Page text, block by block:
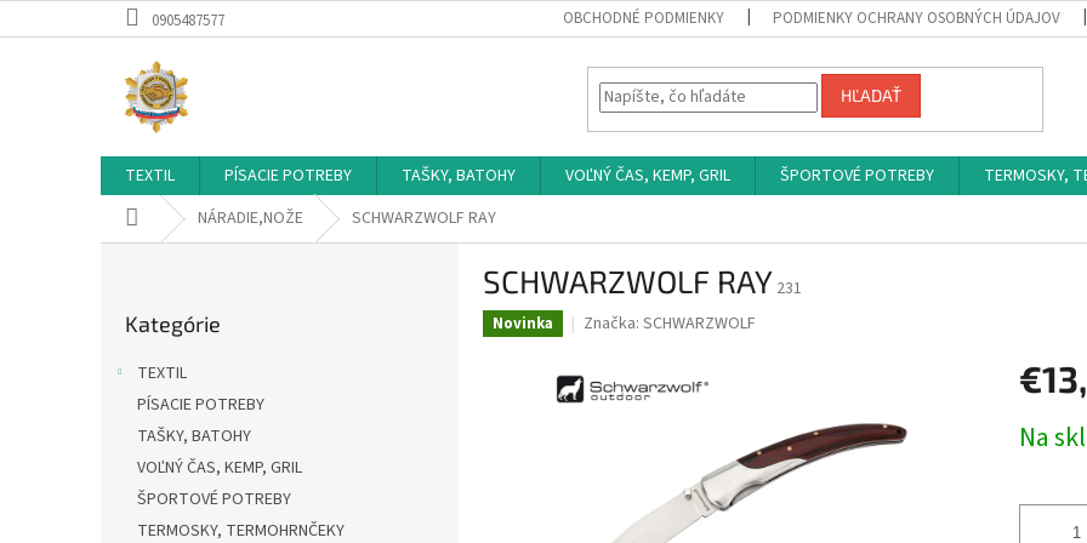
na
0905487577 OBCHODNÉ PODMIENKY PODMIENKY OCHRANY OSOBNÝCH ÚDAJOV
HĽADAŤ
TEXTIL PÍSACIE POTREBY TAŠKY, BATOHY VOĽNÝ ČAS, KEMP, GRIL ŠPORTOVÉ POTREBY TERMOSKY,
DomovNÁRADIE,NOŽE SCHWARZWOLF RAY
kategórie
Kategórie
TEXTIL
PÍSACIE POTREBY
TAŠKY, BATOHY
VOĽNÝ ČAS, KEMP, GRIL
ŠPORTOVÉ POTREBY
TERMOSKY, TERMOHRNČEKY
SCHWARZWOLF RAY 231
Novinka Značka: SCHWARZWOLF
cena:
Na